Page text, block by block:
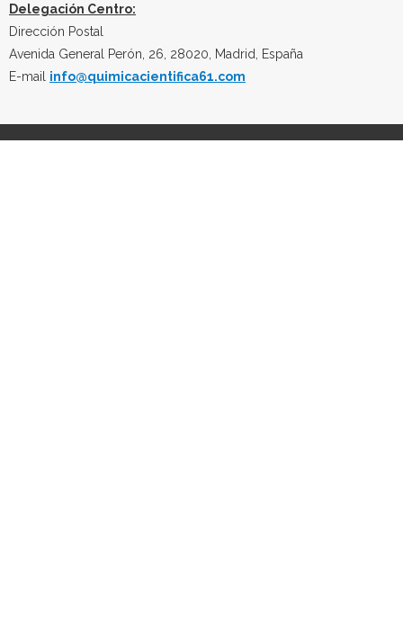
Delegación Centro:
Dirección Postal
Avenida General Perón, 26, 28020, Madrid, España
E-mail info@quimicacientifica61.com